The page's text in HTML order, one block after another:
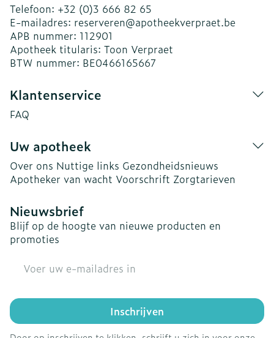
Telefoon: +32 (0)3 666 82 65
E-mailadres: reserveren@apotheekverpraet.be
APB nummer: 112901
Apotheek titularis: Toon Verpraet
BTW nummer: BE0466165667
Klantenservice
FAQ
Uw apotheek
Over ons Nuttige links Gezondheidsnieuws
Apotheker van wacht Voorschrift Zorgtarieven
Nieuwsbrief
Blijf op de hoogte van nieuwe producten en
promoties
Inschrijven